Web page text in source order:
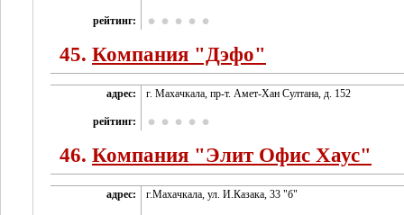
рейтинг:
45. Компания "Дэфо"
адрес: г. Махачкала, пр-т. Амет-Хан Султана, д. 152
рейтинг:
46. Компания "Элит Офис Хаус"
адрес: г.Махачкала, ул. И.Казака, 33 "б"